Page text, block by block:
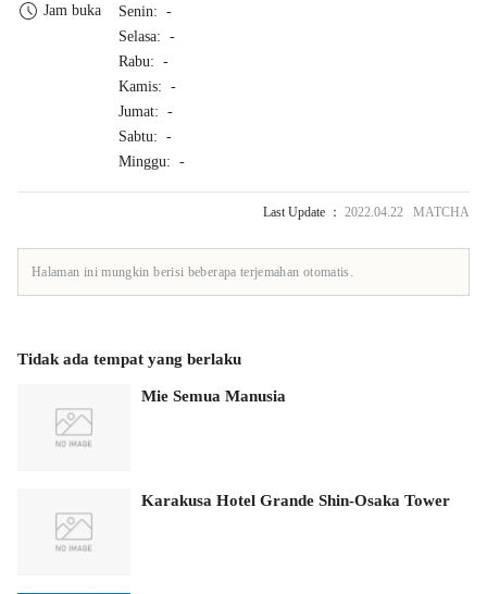
Jam buka
Senin: -
Selasa: -
Rabu: -
Kamis: -
Jumat: -
Sabtu: -
Minggu: -
Last Update ： 2022.04.22 MATCHA
Halaman ini mungkin berisi beberapa terjemahan otomatis.
Tidak ada tempat yang berlaku
Mie Semua Manusia
Karakusa Hotel Grande Shin-Osaka Tower